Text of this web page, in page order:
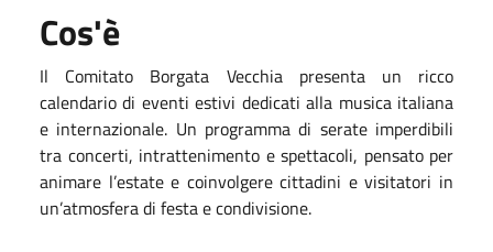
Cos'è
Il Comitato Borgata Vecchia presenta un ricco
calendario di eventi estivi dedicati alla musica italiana
e internazionale. Un programma di serate imperdibili
tra concerti, intrattenimento e spettacoli, pensato per
animare l’estate e coinvolgere cittadini e visitatori in
un’atmosfera di festa e condivisione.